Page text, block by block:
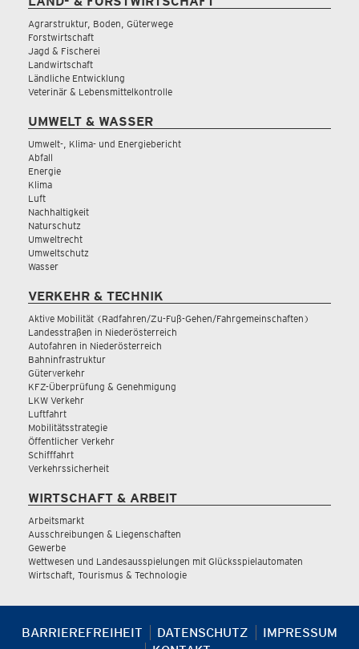
Agrarstruktur, Boden, Güterwege
Forstwirtschaft
Jagd & Fischerei
Landwirtschaft
Ländliche Entwicklung
Veterinär & Lebensmittelkontrolle
UMWELT & WASSER
Umwelt-, Klima- und Energiebericht
Abfall
Energie
Klima
Luft
Nachhaltigkeit
Naturschutz
Umweltrecht
Umweltschutz
Wasser
VERKEHR & TECHNIK
Aktive Mobilität (Radfahren/Zu-Fuß-Gehen/Fahrgemeinschaften)
Landesstraßen in Niederösterreich
Autofahren in Niederösterreich
Bahninfrastruktur
Güterverkehr
KFZ-Überprüfung & Genehmigung
LKW Verkehr
Luftfahrt
Mobilitätsstrategie
Öffentlicher Verkehr
Schifffahrt
Verkehrssicherheit
WIRTSCHAFT & ARBEIT
Arbeitsmarkt
Ausschreibungen & Liegenschaften
Gewerbe
Wettwesen und Landesausspielungen mit Glücksspielautomaten
Wirtschaft, Tourismus & Technologie
BARRIEREFREIHEIT DATENSCHUTZ
IMPRESSUM